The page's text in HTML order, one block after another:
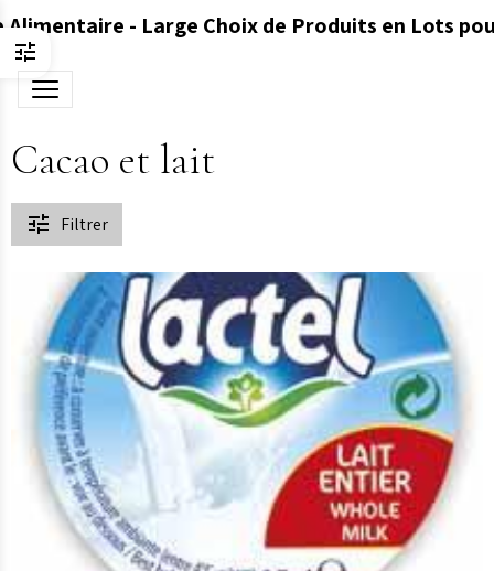
Alimentaire - Large Choix de Produits en Lots
Cacao et lait
Filtrer